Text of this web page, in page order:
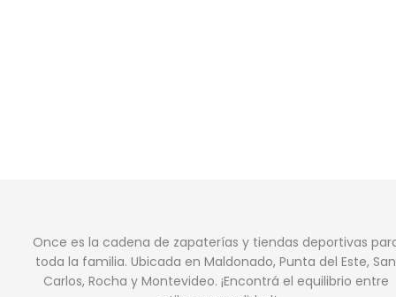
Once es la cadena de zapaterías y tiendas deportivas
toda la familia. Ubicada en Maldonado, Punta del Este, San
Carlos, Rocha y Montevideo. ¡Encontrá el equilibrio entre